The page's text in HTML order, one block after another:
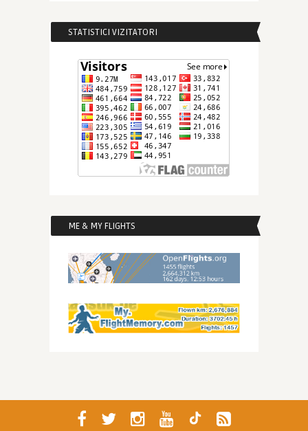
STATISTICI VIZITATORI
ME & MY FLIGHTS